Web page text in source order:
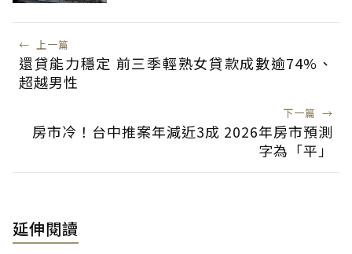
← 上一篇
還貸能力穩定 前三季輕熟女貸款成數逾74%、
超越男性
下一篇 →
房市冷！台中推案年減近3成 2026年房市預測
字為「平」
延伸閱讀